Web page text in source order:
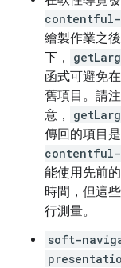
繪製作業之
下，
函式可避免
舊項目。請注
意，
傳回的項目
能使用先前的
時間，但這
行測量。
soft-